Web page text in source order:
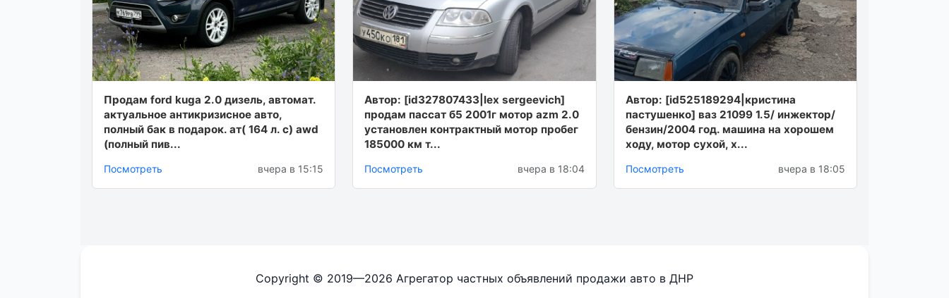
Продам ford kuga 2.0 дизель, автомат.
актуальное антикризисное авто,
полный бак в подарок. ат( 164 л. с) awd
(полный пив...
Посмотреть вчера в 15:15
Автор: [id327807433|lex sergeevich]
продам пассат б5 2001г мотор azm 2.0
установлен контрактный мотор пробег
185000 км т...
Посмотреть вчера в 18:04
Автор: [id525189294|кристина
пастушенко] ваз 21099 1.5/ инжектор/
бензин/2004 год. машина на хорошем
ходу, мотор сухой, х...
Посмотреть вчера в 18:05
Copyright © 2019—2026 Агрегатор частных объявлений продажи авто в ДНР